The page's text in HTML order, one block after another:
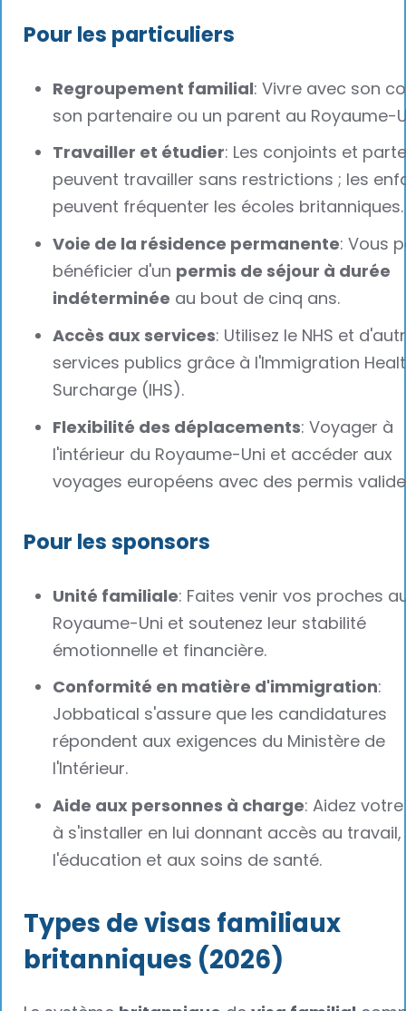
Pour les particuliers
Regroupement familial: Vivre avec son
son partenaire ou un parent au Royaume-
Travailler et étudier: Les conjoints et
peuvent travailler sans restrictions ; les
peuvent fréquenter les écoles britanniques.
Voie de la résidence permanente: Vous
bénéficier d'un permis de séjour à durée
indéterminée au bout de cinq ans.
Accès aux services: Utilisez le NHS et
services publics grâce à l'Immigration
Surcharge (IHS).
Flexibilité des déplacements: Voyager à
l'intérieur du Royaume-Uni et accéder aux
voyages européens avec des permis
Pour les sponsors
Unité familiale: Faites venir vos proches
Royaume-Uni et soutenez leur stabilité
émotionnelle et financière.
Conformité en matière d'immigration:
Jobbatical s'assure que les candidatures
répondent aux exigences du Ministère de
l'Intérieur.
Aide aux personnes à charge: Aidez
à s'installer en lui donnant accès au travail,
l'éducation et aux soins de santé.
Types de visas familiaux
britanniques (2026)